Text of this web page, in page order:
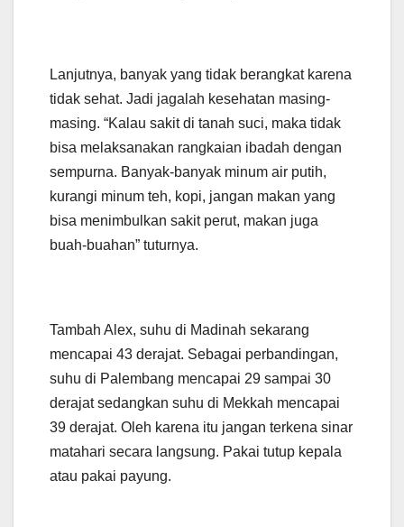
Lanjutnya, banyak yang tidak berangkat karena
tidak sehat. Jadi jagalah kesehatan masing-
masing. “Kalau sakit di tanah suci, maka tidak
bisa melaksanakan rangkaian ibadah dengan
sempurna. Banyak-banyak minum air putih,
kurangi minum teh, kopi, jangan makan yang
bisa menimbulkan sakit perut, makan juga
buah-buahan” tuturnya.
Tambah Alex, suhu di Madinah sekarang
mencapai 43 derajat. Sebagai perbandingan,
suhu di Palembang mencapai 29 sampai 30
derajat sedangkan suhu di Mekkah mencapai
39 derajat. Oleh karena itu jangan terkena sinar
matahari secara langsung. Pakai tutup kepala
atau pakai payung.